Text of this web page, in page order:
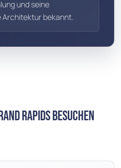
und seine
Architektur bekannt.
Rapids besuchen